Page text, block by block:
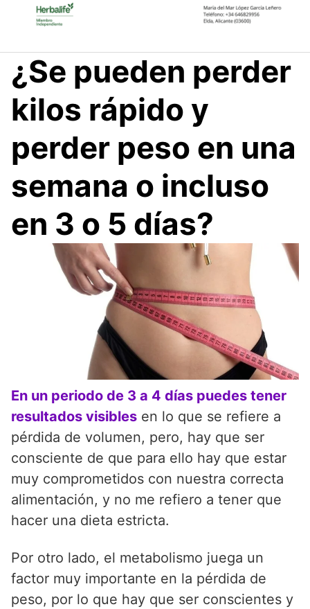
¿Se pueden perder
kilos rápido y
perder peso en una
semana o incluso
en 3 o 5 días?
En un periodo de 3 a 4 días puedes tener
resultados visibles en lo que se refiere a
pérdida de volumen, pero, hay que ser
consciente de que para ello hay que estar
muy comprometidos con nuestra correcta
alimentación, y no me refiero a tener que
hacer una dieta estricta.
Por otro lado, el metabolismo juega un
factor muy importante en la pérdida de
peso, por lo que hay que ser conscientes y